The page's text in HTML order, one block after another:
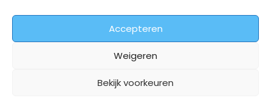
Accepteren
Weigeren
Bekijk voorkeuren
prijs
was:
prijs
is:
Deurkrukwinkel.nl is onderdeel van